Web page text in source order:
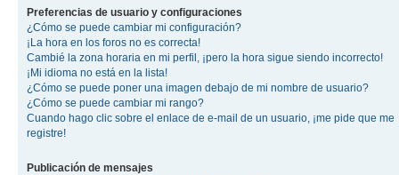
Preferencias de usuario y configuraciones
¿Cómo se puede cambiar mi configuración?
¡La hora en los foros no es correcta!
Cambié la zona horaria en mi perfil, ¡pero la hora sigue siendo incorrecto!
¡Mi idioma no está en la lista!
¿Cómo se puede poner una imagen debajo de mi nombre de usuario?
¿Cómo se puede cambiar mi rango?
Cuando hago clic sobre el enlace de e-mail de un usuario, ¡me pide que me
registre!
Publicación de mensajes